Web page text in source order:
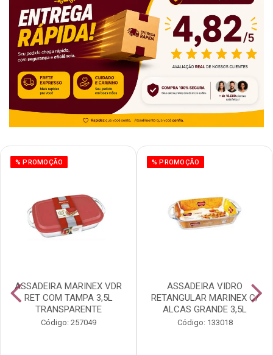
% PROMOÇÃO
ASSADEIRA MARINEX VDR
RET COM TAMPA 3,5L
TRANSPARENTE
Código: 257049
% PROMOÇÃO
ASSADEIRA VIDRO
RETANGULAR MARINEX C/
ALCAS GRANDE 3,5L
Código: 133018